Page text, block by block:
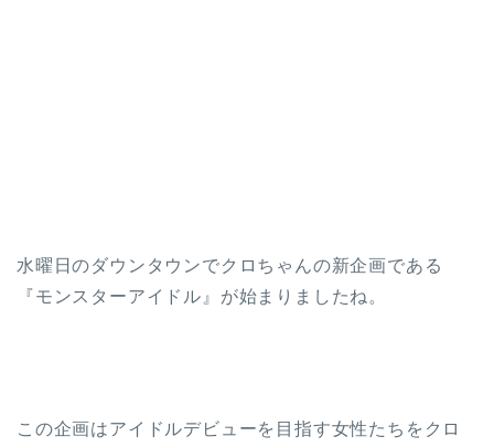
水曜日のダウンタウンでクロちゃんの新企画である
『モンスターアイドル』が始まりましたね。
この企画はアイドルデビューを目指す女性たちをクロ